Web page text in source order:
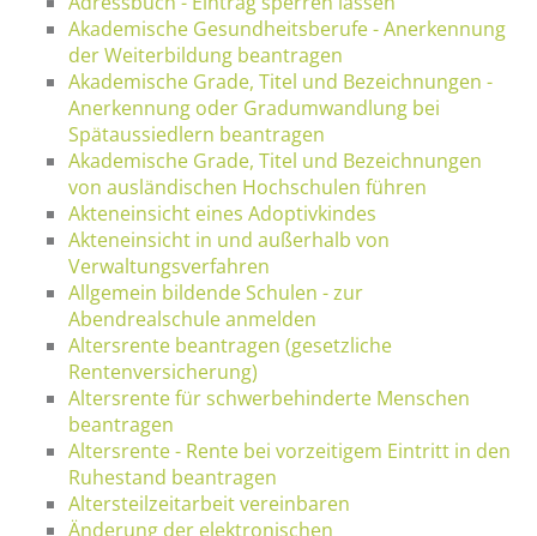
Akademische Gesundheitsberufe - Anerkennung
der Weiterbildung beantragen
Akademische Grade, Titel und Bezeichnungen -
Anerkennung oder Gradumwandlung bei
Spätaussiedlern beantragen
Akademische Grade, Titel und Bezeichnungen
von ausländischen Hochschulen führen
Akteneinsicht eines Adoptivkindes
Akteneinsicht in und außerhalb von
Verwaltungsverfahren
Allgemein bildende Schulen - zur
Abendrealschule anmelden
Altersrente beantragen (gesetzliche
Rentenversicherung)
Altersrente für schwerbehinderte Menschen
beantragen
Altersrente - Rente bei vorzeitigem Eintritt in den
Ruhestand beantragen
Altersteilzeitarbeit vereinbaren
Änderung der elektronischen